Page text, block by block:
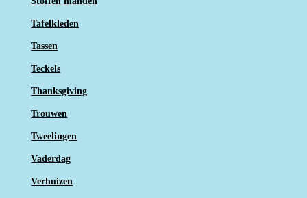
Tafelkleden
Tassen
Teckels
Thanksgiving
Trouwen
Tweelingen
Vaderdag
Verhuizen